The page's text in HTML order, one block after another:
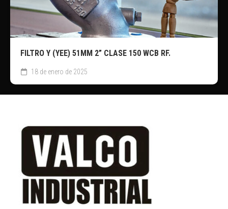
FILTRO Y (YEE) 51MM 2” CLASE 150 WCB RF.
18 de enero de 2025